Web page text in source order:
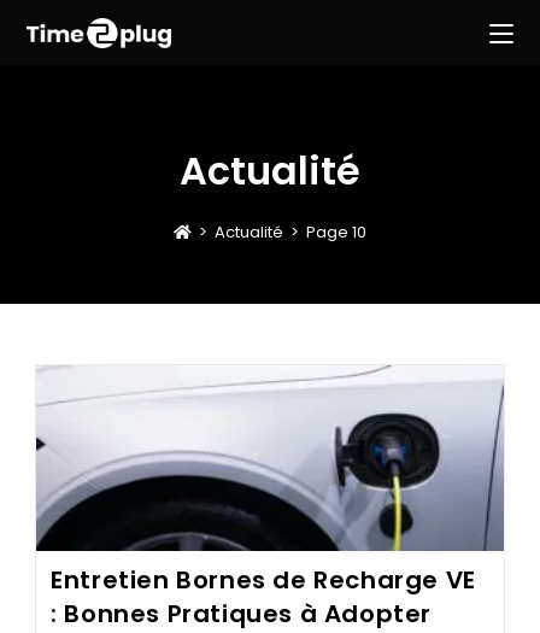
Actualité
> Actualité > Page 10
Entretien Bornes de Recharge VE
: Bonnes Pratiques à Adopter